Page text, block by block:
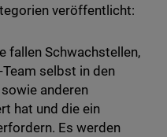
veröffentlicht:
fallen Schwachstellen,
selbst in den
anderen
hat und die ein
Es werden